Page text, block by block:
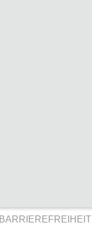
BARRIEREFREIHEIT